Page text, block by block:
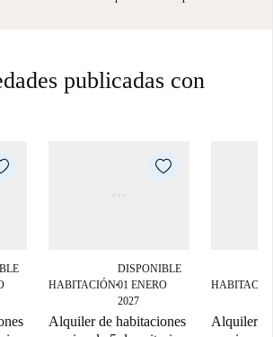
publicadas con
HABITACIÓN■
DISPONIBLE
01 ENERO
2027
Alquiler de habitaciones
Alquiler